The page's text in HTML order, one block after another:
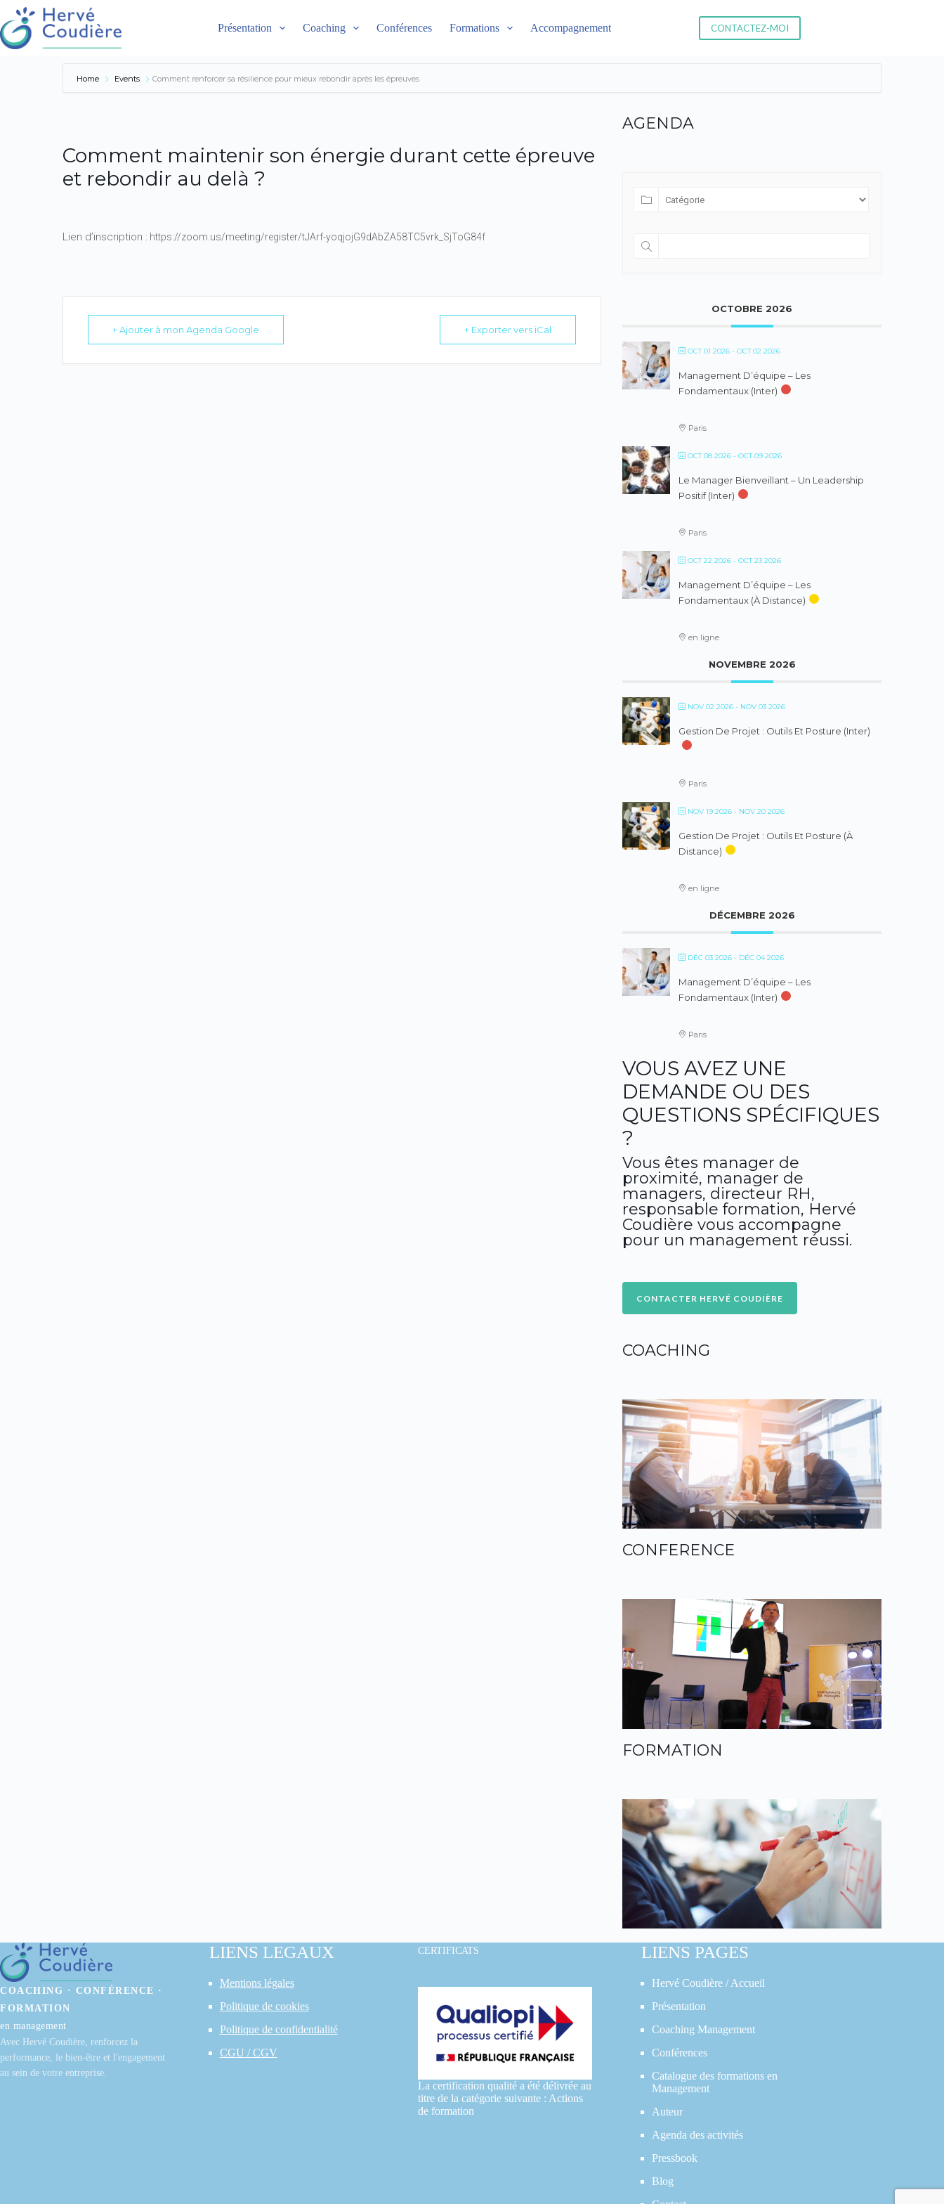
Présentation Coaching Conférences Formations Accompagnement CONTACTEZ-MOI
Home Events Comment renforcer sa résilience pour mieux rebondir après les épreuves
Comment maintenir son énergie durant cette épreuve
et rebondir au delà ?
Lien d’inscription : https://zoom.us/meeting/register/tJArf-yoqjojG9dAbZA58TC5vrk_SjToG84f
+ Ajouter à mon Agenda Google + Exporter vers iCal
AGENDA
OCTOBRE 2026
OCT 01 2026 - OCT 02 2026
Management D’équipe – Les
Fondamentaux (inter)
Paris
OCT 08 2026 - OCT 09 2026
Le Manager Bienveillant – Un Leadership
Positif (inter)
Paris
OCT 22 2026 - OCT 23 2026
Management D’équipe – Les
Fondamentaux (à Distance)
en ligne
NOVEMBRE 2026
NOV 02 2026 - NOV 03 2026
Gestion De Projet : Outils Et Posture (inter)
Paris
NOV 19 2026 - NOV 20 2026
Gestion De Projet : Outils Et Posture (à
Distance)
en ligne
DÉCEMBRE 2026
DÉC 03 2026 - DÉC 04 2026
Management D’équipe – Les
Fondamentaux (inter)
Paris
VOUS AVEZ UNE
DEMANDE OU DES
QUESTIONS SPÉCIFIQUES
?
Vous êtes manager de
proximité, manager de
managers, directeur RH,
responsable formation, Hervé
Coudière vous accompagne
pour un management réussi.
COACHING
CONFERENCE
FORMATION
COACHING · CONFÉRENCE ·
FORMATION
en management
Avec Hervé Coudière, renforcez la
performance, le bien-être et l'engagement
au sein de votre entreprise.
LIENS LEGAUX
Mentions légales
Politique de cookies
Politique de confidentialité
CGU / CGV
CERTIFICATS
La certification qualité a été délivrée au
titre de la catégorie suivante : Actions
de formation
LIENS PAGES
Hervé Coudière / Accueil
Présentation
Coaching Management
Conférences
Catalogue des formations en
Management
Auteur
Agenda des activités
Pressbook
Blog